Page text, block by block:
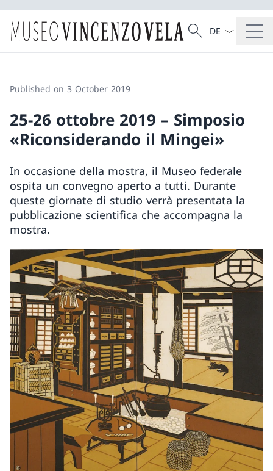
Search
Search
Language
Published on 3 October 2019
25-26 ottobre 2019 – Simposio
«Riconsiderando il Mingei»
In occasione della mostra, il Museo federale
ospita un convegno aperto a tutti. Durante
queste giornate di studio verrà presentata la
pubblicazione scientifica che accompagna la
mostra.